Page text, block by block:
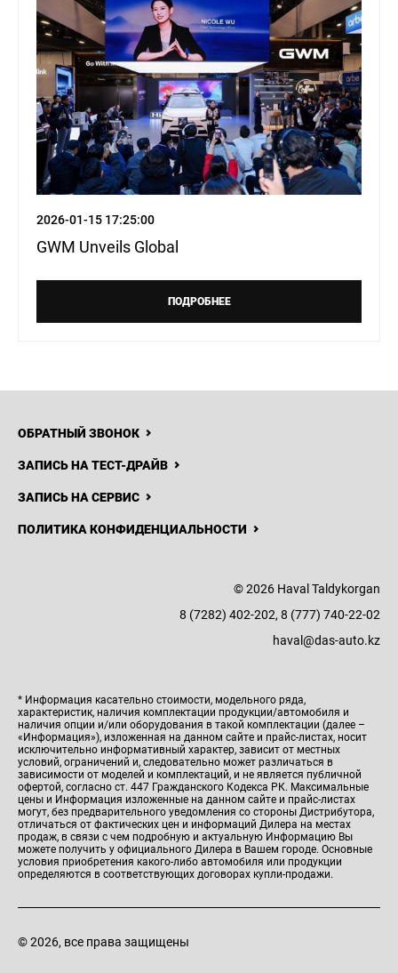
2026-01-15 17:25:00
GWM Unveils Global
ПОДРОБНЕЕ
ОБРАТНЫЙ ЗВОНОК
ЗАПИСЬ НА ТЕСТ-ДРАЙВ
ЗАПИСЬ НА СЕРВИС
ПОЛИТИКА КОНФИДЕНЦИАЛЬНОСТИ
© 2026 Haval Taldykorgan
8 (7282) 402-202, 8 (777) 740-22-02
haval@das-auto.kz
* Информация касательно стоимости, модельного ряда,
характеристик, наличия комплектации продукции/автомобиля и
наличия опции и/или оборудования в такой комплектации (далее –
«Информация»), изложенная на данном сайте и прайс-листах, носит
исключительно информативный характер, зависит от местных
условий, ограничений и, следовательно может различаться в
зависимости от моделей и комплектаций, и не является публичной
офертой, согласно ст. 447 Гражданского Кодекса РК. Максимальные
цены и Информация изложенные на данном сайте и прайс-листах
могут, без предварительного уведомления со стороны Дистрибутора,
отличаться от фактических цен и информаций Дилера на местах
продаж, в связи с чем подробную и актуальную Информацию Вы
можете получить у официального Дилера в Вашем городе. Основные
условия приобретения какого-либо автомобиля или продукции
определяются в соответствующих договорах купли-продажи.
© 2026, все права защищены